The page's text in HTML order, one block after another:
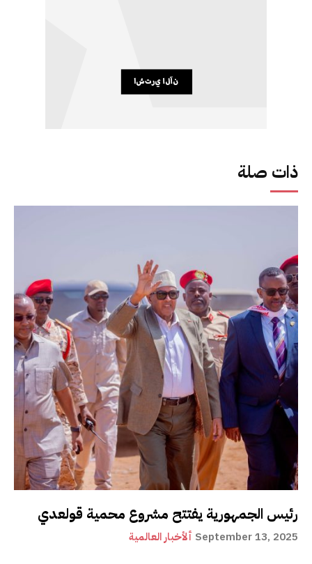
ذات صلة
رئيس الجمهورية يفتتح مشروع محمية قولعدي
ألأخبار العالمية September 13, 2025